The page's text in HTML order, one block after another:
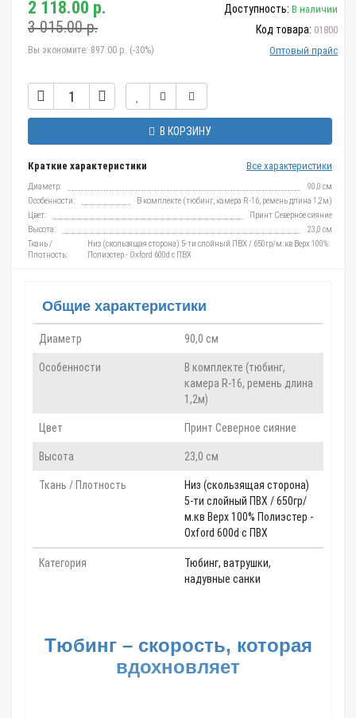
2 118.00 р.
3 015.00 р.
Вы экономите: 897.00 р. (-30%)
Доступность: В наличии
Код товара: 01800
Оптовый прайс
В КОРЗИНУ
Краткие характеристики Все характеристики
Диаметр:
90,0 см
Особенности:
В комплекте (тюбинг, камера R-16, ремень длина 1,2м)
Цвет:
Принт Северное сияние
Высота:
23,0 см
Ткань /
Плотность:
Низ (скользящая сторона) 5-ти слойный ПВХ / 650гр/м.кв Верх 100%
Полиэстер - Oxford 600d c ПВХ
Общие характеристики
Диаметр 90,0 см
Особенности
В комплекте (тюбинг,
камера R-16, ремень длина
1,2м)
Цвет Принт Северное сияние
Высота 23,0 см
Ткань / Плотность
Низ (скользящая сторона)
5-ти слойный ПВХ / 650гр/
м.кв Верх 100% Полиэстер -
Oxford 600d c ПВХ
Категория
Тюбинг, ватрушки,
надувные санки
Тюбинг – скорость, которая
вдохновляет